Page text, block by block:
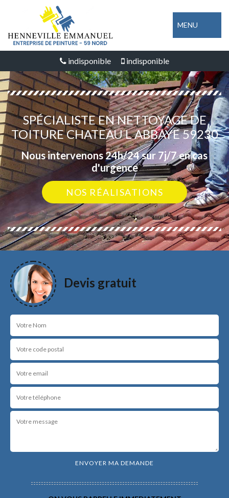
MENU
indisponible indisponible
SPÉCIALISTE EN NETTOYAGE DE
TOITURE CHATEAU L ABBAYE 59230
Nous intervenons 24h/24 sur 7j/7 en cas
d'urgence
NOS RÉALISATIONS
Devis gratuit